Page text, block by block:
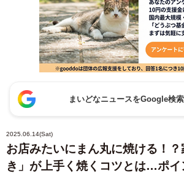
まいどなニュースをGoogle検
2025.06.14(Sat)
お店みたいにまん丸に焼ける！
き」が上手く焼くコツとは…ポイ